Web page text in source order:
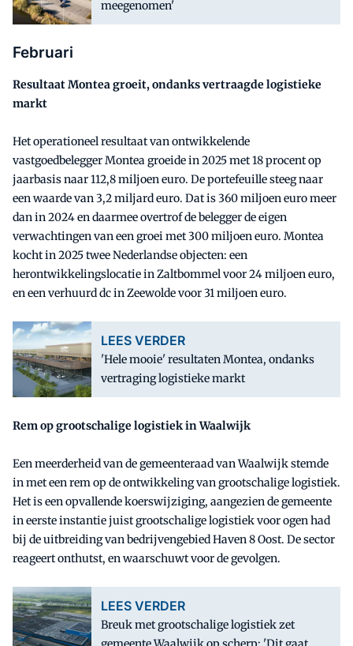
meegenomen'
Februari
Resultaat Montea groeit, ondanks vertraagde logistieke
markt
Het operationeel resultaat van ontwikkelende
vastgoedbelegger Montea groeide in 2025 met 18 procent op
jaarbasis naar 112,8 miljoen euro. De portefeuille steeg naar
een waarde van 3,2 miljard euro. Dat is 360 miljoen euro meer
dan in 2024 en daarmee overtrof de belegger de eigen
verwachtingen van een groei met 300 miljoen euro. Montea
kocht in 2025 twee Nederlandse objecten: een
herontwikkelingslocatie in Zaltbommel voor 24 miljoen euro,
en een verhuurd dc in Zeewolde voor 31 miljoen euro.
LEES VERDER
'Hele mooie' resultaten Montea, ondanks
vertraging logistieke markt
Rem op grootschalige logistiek in Waalwijk
Een meerderheid van de gemeenteraad van Waalwijk stemde
in met een rem op de ontwikkeling van grootschalige logistiek.
Het is een opvallende koerswijziging, aangezien de gemeente
in eerste instantie juist grootschalige logistiek voor ogen had
bij de uitbreiding van bedrijvengebied Haven 8 Oost. De sector
reageert onthutst, en waarschuwt voor de gevolgen.
LEES VERDER
Breuk met grootschalige logistiek zet